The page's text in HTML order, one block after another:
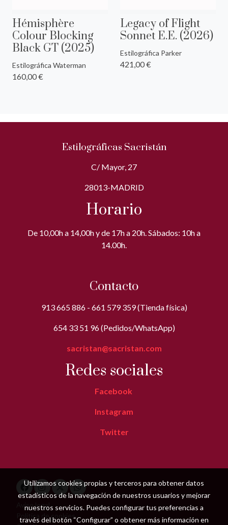
Hémisphère
Colour Blocking
Black GT (2025)
Estilográfica Waterman
160,00 €
Legacy of Flight
Sonnet E.E. (2026)
Estilográfica Parker
421,00 €
Estilográficas Sacristán
C/ Mayor, 27
28013-MADRID
Horario
De 10,00h a 14,00h y de 17h a 20h. Sábados: 10h a
14.00h.
Contacto
913 665 886 - 661 579 359 (Tienda física)
654 33 51 96 (Pedidos/WhatsApp)
sacristan@sacristan.com
Redes sociales
Facebook
Instagram
Twitter
Aviso legal
Política de cookies
Utilizamos cookies propias y terceros para obtener datos
estadísticos de la navegación de nuestros usuarios y mejorar
nuestros servicios. Puedes configurar tus preferencias a
través del botón “Configurar” o obtener más información en